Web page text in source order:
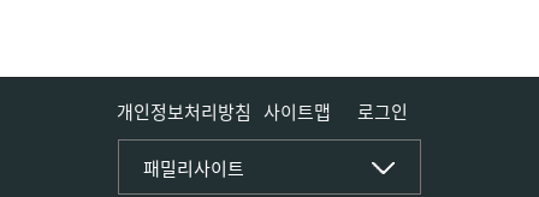
개인정보처리방침 사이트맵 로그인
패밀리사이트
국립경국대학교
공학인증지원시스템